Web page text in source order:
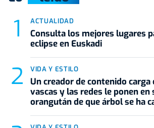
ACTUALIDAD
Consulta los mejores lugares
eclipse en Euskadi
VIDA Y ESTILO
Un creador de contenido carga
vascas y las redes le ponen en
orangután de que árbol se ha